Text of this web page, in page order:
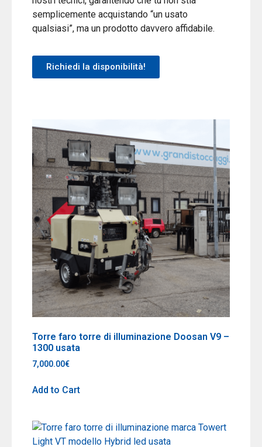
semplicemente acquistando “un usato
qualsiasi”, ma un prodotto davvero affidabile.
Richiedi la disponibilità!
Torre faro torre di illuminazione Doosan V9 –
1300 usata
7,000.00€
Add to Cart